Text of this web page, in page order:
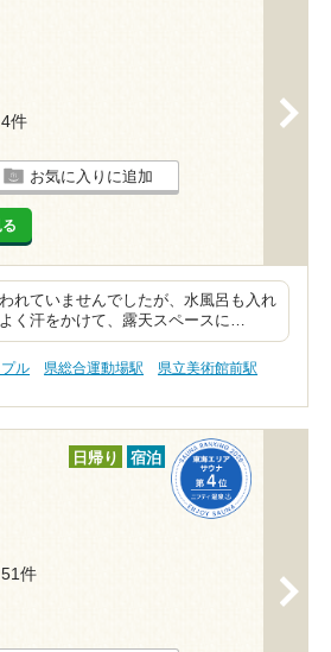
件
お気に入りに追加
れていませんでしたが、水風呂も入れ
く汗をかけて、露天スペースに…
ル 県総合運動場駅
県立美術館前駅
日帰り 宿泊
件